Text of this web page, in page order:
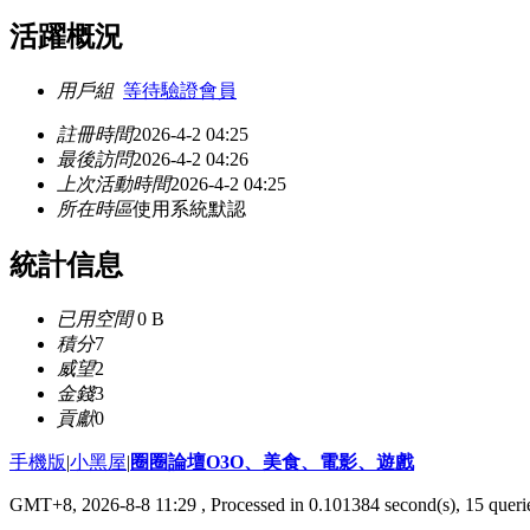
活躍概況
用戶組 等待驗證會員
註冊時間2026-4-2 04:25
最後訪問2026-4-2 04:26
上次活動時間2026-4-2 04:25
所在時區使用系統默認
統計信息
已用空間0 B
積分7
威望2
金錢3
貢獻0
手機版|小黑屋|圈圈論壇O3O、美食、電影、遊戲
GMT+8, 2026-8-8 11:29 , Processed in 0.101384 second(s), 15